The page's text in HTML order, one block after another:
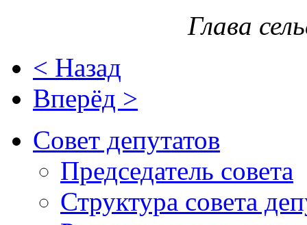
Глава
< Назад
Вперёд >
Совет депутатов
Председатель совета
Структура совета